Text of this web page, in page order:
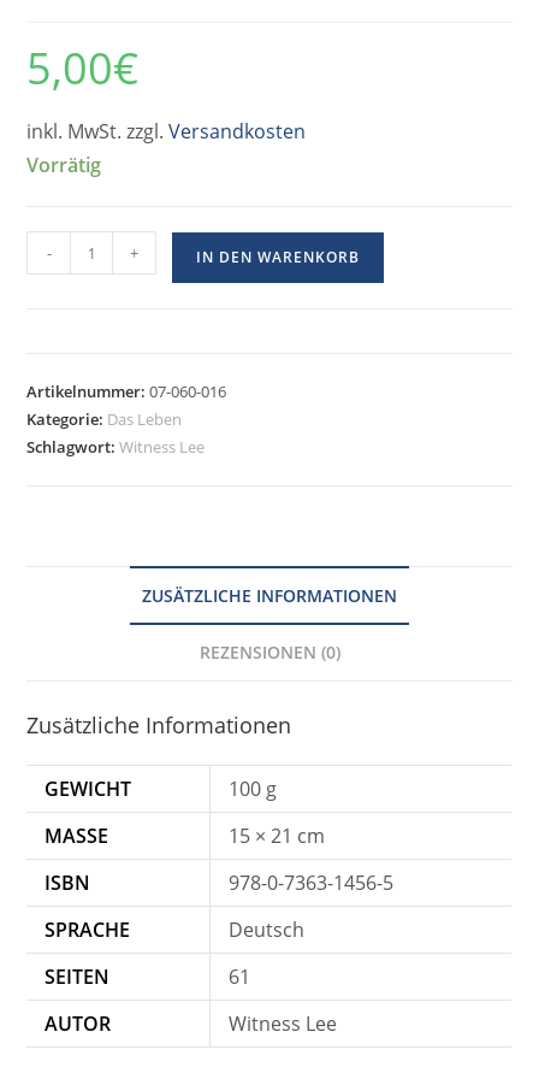
5,00€
inkl. MwSt. zzgl.Versandkosten
Vorrätig
- + IN DEN WARENKORB
Artikelnummer:07-060-016
Kategorie: Das Leben
Schlagwort:Witness Lee
ZUSÄTZLICHE INFORMATIONEN
REZENSIONEN (0)
Zusätzliche Informationen
GEWICHT
100 g
MASSE
15 × 21 cm
ISBN
978-0-7363-1456-5
SPRACHE
Deutsch
SEITEN
61
AUTOR
Witness Lee